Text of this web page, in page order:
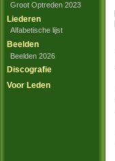
Groot Optreden 2023
Liederen
Alfabetische lijst
Beelden
Beelden 2026
Discografie
Voor Leden